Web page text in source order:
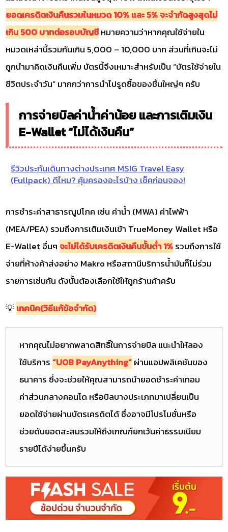
ยอดเครดิตเงินคืนรวมในหมวด 10% และ 5% จะจำกัดสูงสุดไม่
เกิน 500 บาทต่อรอบบัญชีหมายความว่าหากคุณใช้จ่ายใน
หมวดเหล่านี้รวมกันเกิน 5,000 – 10,000 บาท ส่วนที่เกินจะไม่
ถูกนำมาคิดเงินคืนเพิ่ม บัตรนี้จึงเหมาะสำหรับเป็น “บัตรใช้จ่ายใน
ชีวิตประจำวัน” มากกว่าการนำไปรูดซื้อของชิ้นใหญ่ๆ ครับ
การจ่ายบิลค่าน้ำค่าน้อย และการเติมเงิน
E-Wallet “ไม่ได้เงินคืน”
รีวิวประกันเดินทางต่างประเทศ MSIG Travel Easy
(Fullpack) ดีไหม? คุ้มครองอะไรบ้าง เช็คก่อนจอง!
การชำระค่าสาธารณูปโภค เช่น ค่าน้ำ (MWA) ค่าไฟฟ้า
(MEA/PEA) รวมถึงการเติมเงินเข้า TrueMoney Wallet หรือ
E-Wallet อื่นๆ จะไม่ได้รับเครดิตเงินคืนขั้นต่ำ 1%รวมถึงการใช้
จ่ายที่ห้างค้าส่งอย่าง Makro หรือสถานีบริการน้ำมันก็ไม่ร่วม
รายการเช่นกัน ดังนั้นต้องเลือกใช้ให้ถูกร้านค้าครับ
💡เทคนิค(วิธีแก้ข้อจำกัด)
หากคุณไม่อยากพลาดสิทธิ์ในการจ่ายบิล แนะนำให้ลอง
ใช้บริการ“UOB PayAnything”ผ่านแอปพลิเคชันของ
ธนาคาร ซึ่งจะช่วยให้คุณสามารถนำยอดชำระค่าเทอม
ค่าส่วนกลางคอนโด หรือบิลบางประเภทมาเปลี่ยนเป็น
ยอดใช้จ่ายผ่านบัตรเครดิตได้ ซึ่งอาจมีโปรโมชั่นหรือ
ช่วยดันยอดสะสมรวมให้ถึงเกณฑ์ยกเว้นค่าธรรมเนียม
รายปีได้ง่ายขึ้นครับ